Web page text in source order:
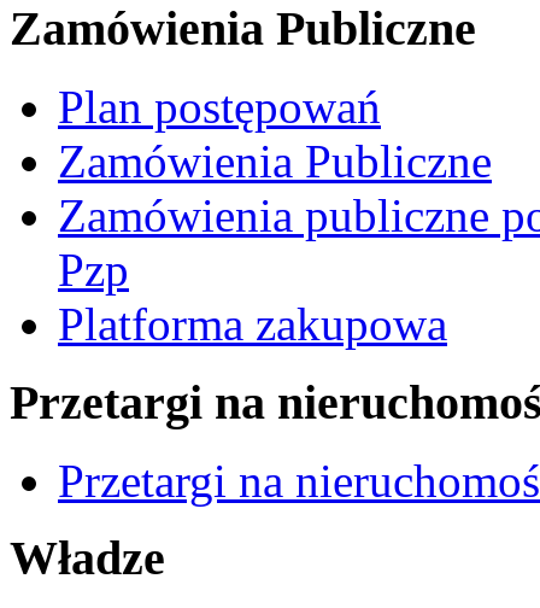
Zamówienia Publiczne
Plan postępowań
Zamówienia Publiczne
Zamówienia publiczne
Pzp
Platforma zakupowa
Przetargi na
Przetargi na
Władze